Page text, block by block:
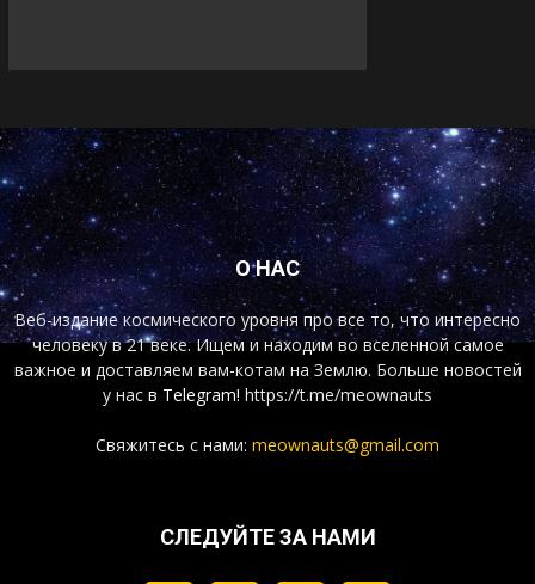
О НАС
Веб-издание космического уровня про все то, что интересно
человеку в 21 веке. Ищем и находим во вселенной самое
важное и доставляем вам-котам на Землю. Больше новостей
у нас в Telegram! https://t.me/meownauts
Свяжитесь с нами: meownauts@gmail.com
СЛЕДУЙТЕ ЗА НАМИ